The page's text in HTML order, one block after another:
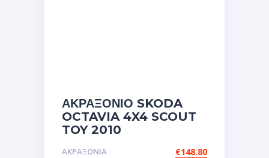
ΑΚΡΑΞΟΝΙΟ SKODA
OCTAVIA 4X4 SCOUT
TOY 2010
ΑΚΡΑΞΟΝΙΑ €148.80